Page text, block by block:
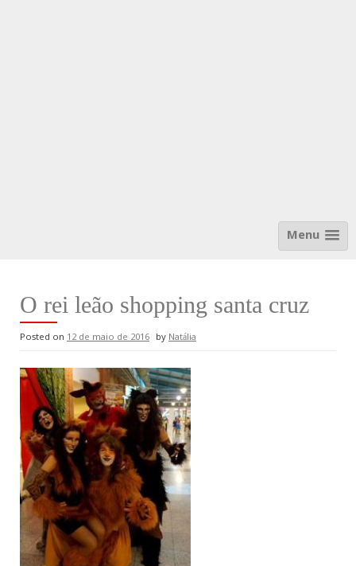
Menu
O rei leão shopping santa cruz
Posted on 12 de maio de 2016 byNatália